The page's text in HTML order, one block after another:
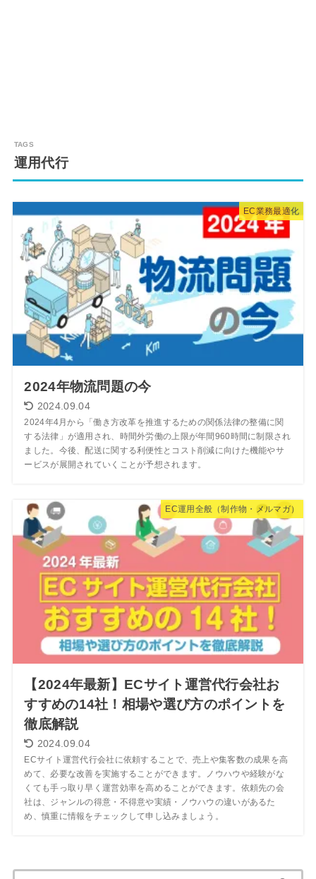
運用代行
EC業務最適化
2024年物流問題の今
2024.09.04
2024年4月から「働き方改革を推進するための関係法律の整備に関
する法律」が適用され、時間外労働の上限が年間960時間に制限され
ました。今後、配送に関する利便性とコスト削減に向けた機能やサ
ービスが展開されていくことが予想されます。
EC運用全般（制作物・メルマガ）
【2024年最新】ECサイト運営代行会社お
すすめの14社！相場や選び方のポイントを
徹底解説
2024.09.04
ECサイト運営代行会社に依頼することで、売上や集客数の成果を高
めて、必要な改善を実施することができます。ノウハウや経験がな
くても手っ取り早く運営効率を高めることができます。依頼先の会
社は、ジャンルの得意・不得意や実績・ノウハウの違いがあるた
め、慎重に情報をチェックして申し込みましょう。